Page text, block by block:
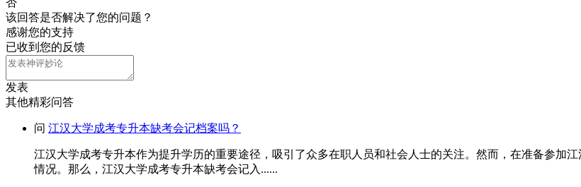
该回答是否解决了您的问题？
感谢您的支持
已收到您的反馈
发表
其他精彩问答
问 江汉大学成考专升本缺考会记档案吗？
江汉大学成考专升本作为提升学历的重要途径，吸引了众多在职人员和社会人士的关注。然而，在准备参加
情况。那么，江汉大学成考专升本缺考会记入......